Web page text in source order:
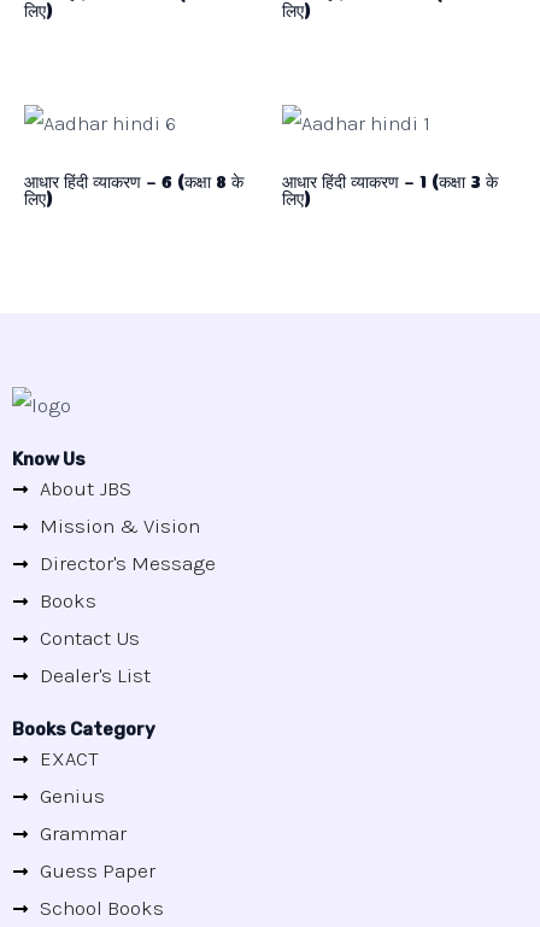
लिए)
लिए)
आधार हिंदी व्याकरण – 6 (कक्षा 8 के
लिए)
आधार हिंदी व्याकरण – 1 (कक्षा 3 के
लिए)
Know Us
About JBS
Mission & Vision
Director's Message
Books
Contact Us
Dealer's List
Books Category
EXACT
Genius
Grammar
Guess Paper
School Books